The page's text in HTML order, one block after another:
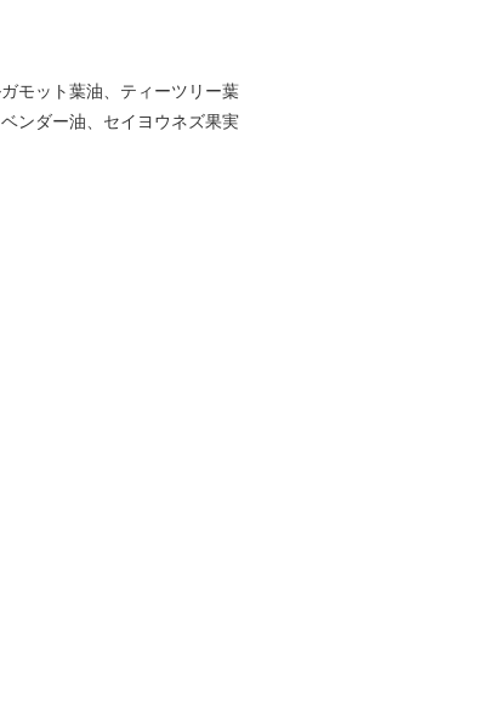
モット葉油、ティーツリー葉
ンダー油、セイヨウネズ果実